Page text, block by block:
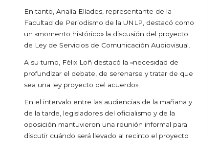
En tanto, Analía Elíades, representante de la
Facultad de Periodismo de la UNLP, destacó como
un «momento histórico» la discusión del proyecto
de Ley de Servicios de Comunicación Audiovisual.
A su turno, Félix Loñ destacó la «necesidad de
profundizar el debate, de serenarse y tratar de que
sea una ley proyecto del acuerdo».
En el intervalo entre las audiencias de la mañana y
de la tarde, legisladores del oficialismo y de la
oposición mantuvieron una reunión informal para
discutir cuándo será llevado al recinto el proyecto